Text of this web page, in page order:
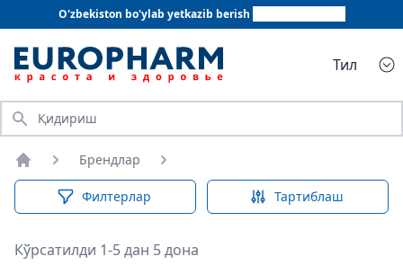
O'zbekiston bo'ylab yetkazib berish
Тил
Қидириш
Бош саҳифа
Брендлар
Филтерлар Тартиблаш
Кўрсатилди 1-5 дан 5 дона